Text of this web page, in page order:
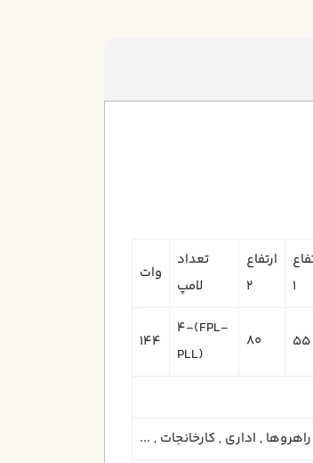
1
ارتفاع
2
تعداد
لامپ
وات
55
4-(FPL-
PLL)
144
, اداری , کارخانجات , ...